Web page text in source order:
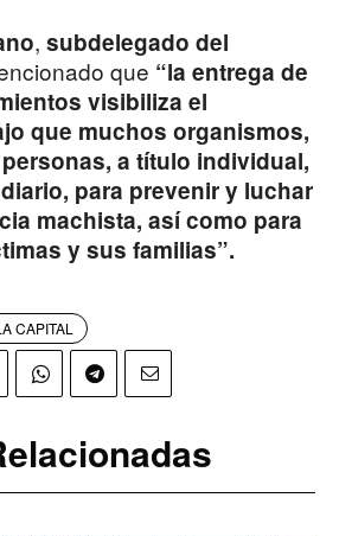
, subdelegado del
que “la entrega de
visibiliza el
que muchos organismos,
a título individual,
para prevenir y luchar
machista, así como para
y sus familias”.
CAPITAL